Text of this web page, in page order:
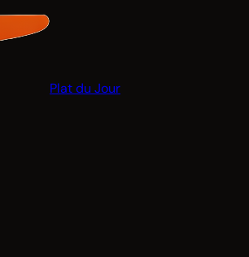
Plat du Jour